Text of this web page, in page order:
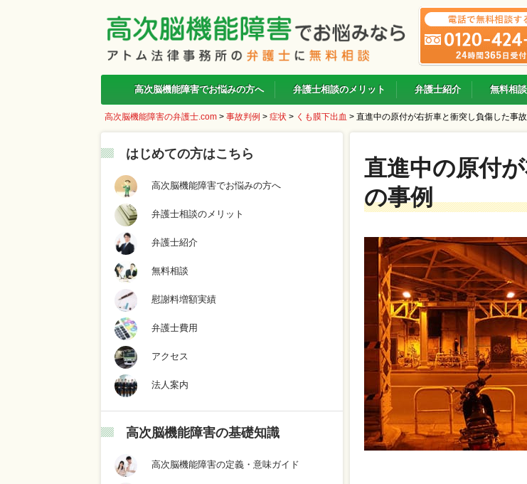
高次脳機能障害でお悩みの方へ 弁護士相談のメリット 弁護士紹介 無料相談
高次脳機能障害の弁護士.com > 事故判例 > 症状 > くも膜下出血 > 直進中の原付が右折車と衝突し負傷した事
直進中の原付
の事例
はじめての方はこちら
高次脳機能障害でお悩みの方へ
弁護士相談のメリット
弁護士紹介
無料相談
慰謝料増額実績
弁護士費用
アクセス
法人案内
高次脳機能障害の基礎知識
高次脳機能障害の定義・意味ガイド